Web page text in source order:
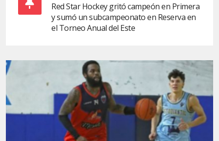
Red Star Hockey gritó campeón en Primera
y sumó un subcampeonato en Reserva en
el Torneo Anual del Este